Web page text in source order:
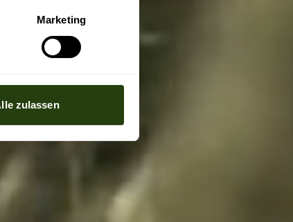
Marketing
zulassen